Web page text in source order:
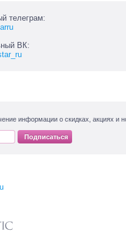
телеграм:
ВК:
информации о скидках, акциях и
Подписаться